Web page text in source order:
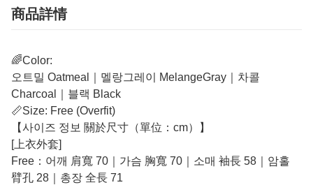
商品詳情
🌈Color:
오트밀 Oatmeal｜멜랑그레이 MelangeGray｜차콜
Charcoal｜블랙 Black
📏Size: Free (Overfit)
【사이즈 정보 關於尺寸（單位：cm）】
[上衣外套]
Free：어깨 肩寬 70｜가슴 胸寬 70｜소매 袖長 58｜암홀
臂孔 28｜총장 全長 71